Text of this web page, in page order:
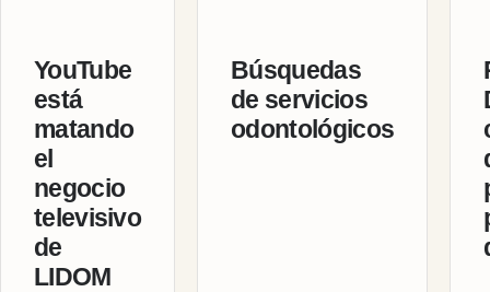
YouTube
está
matando
el
negocio
televisivo
de
LIDOM
Búsquedas
de servicios
odontológicos